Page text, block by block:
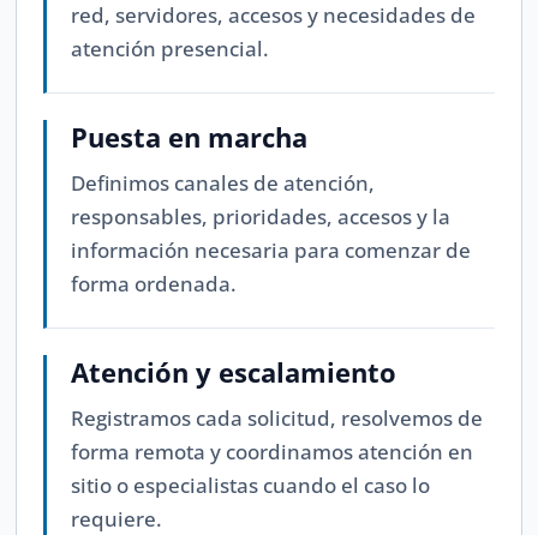
red, servidores, accesos y necesidades de
atención presencial.
Puesta en marcha
Definimos canales de atención,
responsables, prioridades, accesos y la
información necesaria para comenzar de
forma ordenada.
Atención y escalamiento
Registramos cada solicitud, resolvemos de
forma remota y coordinamos atención en
sitio o especialistas cuando el caso lo
requiere.